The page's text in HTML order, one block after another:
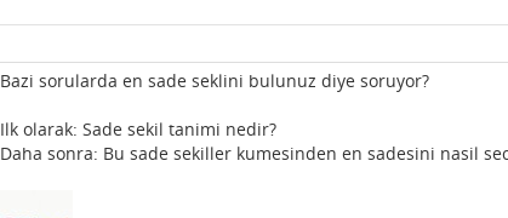
Bazi sorularda en sade seklini bulunuz diye soruyor?
Ilk olarak: Sade sekil tanimi nedir?
Daha sonra: Bu sade sekiller kumesinden en sadesini nasil